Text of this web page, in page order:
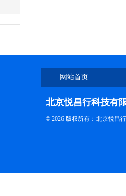
网站首页
北京悦昌行科技有
© 2026 版权所有：北京悦昌